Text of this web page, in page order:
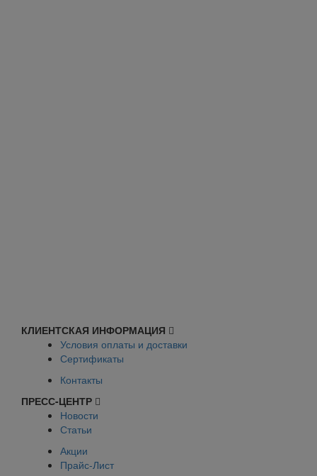
КЛИЕНТСКАЯ ИНФОРМАЦИЯ
Условия оплаты и доставки
Сертификаты
Контакты
ПРЕСС-ЦЕНТР
Новости
Статьи
Акции
Прайс-Лист